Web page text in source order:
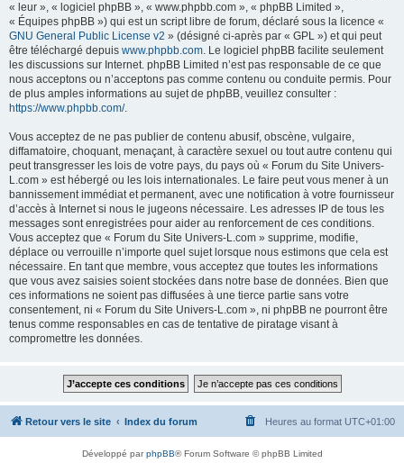
« leur », « logiciel phpBB », « www.phpbb.com », « phpBB Limited »,
« Équipes phpBB ») qui est un script libre de forum, déclaré sous la licence «
GNU General Public License v2 » (désigné ci-après par « GPL ») et qui peut
être téléchargé depuis www.phpbb.com. Le logiciel phpBB facilite seulement
les discussions sur Internet. phpBB Limited n’est pas responsable de ce que
nous acceptons ou n’acceptons pas comme contenu ou conduite permis. Pour
de plus amples informations au sujet de phpBB, veuillez consulter :
https://www.phpbb.com/.
Vous acceptez de ne pas publier de contenu abusif, obscène, vulgaire,
diffamatoire, choquant, menaçant, à caractère sexuel ou tout autre contenu qui
peut transgresser les lois de votre pays, du pays où « Forum du Site Univers-
L.com » est hébergé ou les lois internationales. Le faire peut vous mener à un
bannissement immédiat et permanent, avec une notification à votre fournisseur
d’accès à Internet si nous le jugeons nécessaire. Les adresses IP de tous les
messages sont enregistrées pour aider au renforcement de ces conditions.
Vous acceptez que « Forum du Site Univers-L.com » supprime, modifie,
déplace ou verrouille n’importe quel sujet lorsque nous estimons que cela est
nécessaire. En tant que membre, vous acceptez que toutes les informations
que vous avez saisies soient stockées dans notre base de données. Bien que
ces informations ne soient pas diffusées à une tierce partie sans votre
consentement, ni « Forum du Site Univers-L.com », ni phpBB ne pourront être
tenus comme responsables en cas de tentative de piratage visant à
compromettre les données.
Retour vers le site Index du forum Heures au format UTC+01:00
Développé parphpBB® Forum Software © phpBB Limited